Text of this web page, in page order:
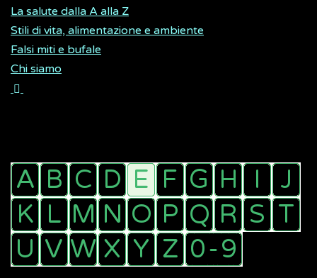
La salute dalla A alla Z
Stili di vita, alimentazione e ambiente
Falsi miti e bufale
Chi siamo